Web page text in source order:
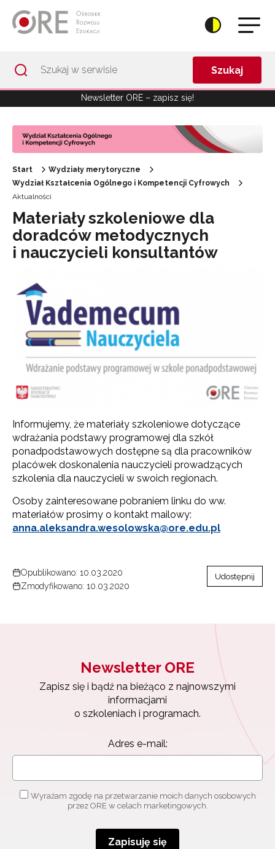
Szukaj
Newsletter ORE – zapisz się!
Start
Wydziały merytoryczne
Wydział Kształcenia Ogólnego i Kompetencji Cyfrowych
Aktualności
Materiały szkoleniowe dla
doradców metodycznych
i nauczycieli konsultantów
Informujemy, że materiały szkoleniowe dotyczące
wdrażania podstawy programowej dla szkół
ponadpodstawowych dostępne są dla pracowników
placówek doskonalenia nauczycieli prowadzących
szkolenia dla nauczycieli w swoich regionach.
Osoby zainteresowane pobraniem linku do ww.
materiałów prosimy o kontakt mailowy:
anna.aleksandra.wesolowska@ore.edu.pl
Opublikowano: 10.03.2020
Zmodyfikowano: 10.03.2020
Udostępnij
Newsletter ORE
Zapisz się i bądź na bieżąco z najnowszymi
informacjami
o szkoleniach i programach.
Adres e-mail:
Wyrażam zgodę na przetwarzanie moich danych osobowych
przez ORE w celach marketingowych.
Zapisuję się